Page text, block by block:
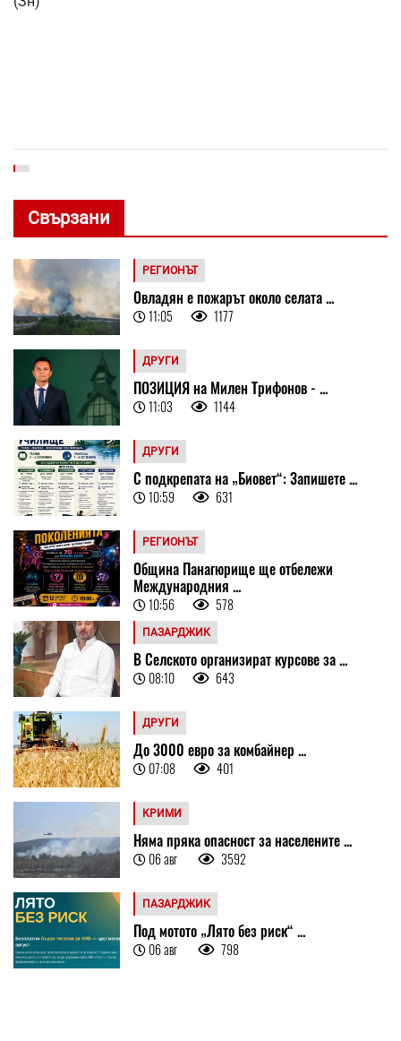
Свързани
РЕГИОНЪТ
Овладян е пожарът около селата ...
11:05 1177
ДРУГИ
ПОЗИЦИЯ на Милен Трифонов - ...
11:03 1144
ДРУГИ
С подкрепата на „Биовет“: Запишете ...
10:59 631
РЕГИОНЪТ
Община Панагюрище ще отбележи
Международния ...
10:56 578
ПАЗАРДЖИК
В Селското организират курсове за ...
08:10 643
ДРУГИ
До 3000 евро за комбайнер ...
07:08 401
КРИМИ
Няма пряка опасност за населените ...
06 авг 3592
ПАЗАРДЖИК
Под мотото „Лято без риск“ ...
06 авг 798